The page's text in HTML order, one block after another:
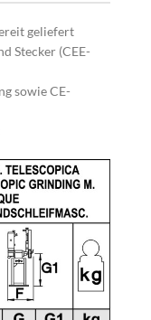
geliefert
Stecker (CEE-
sowie CE-